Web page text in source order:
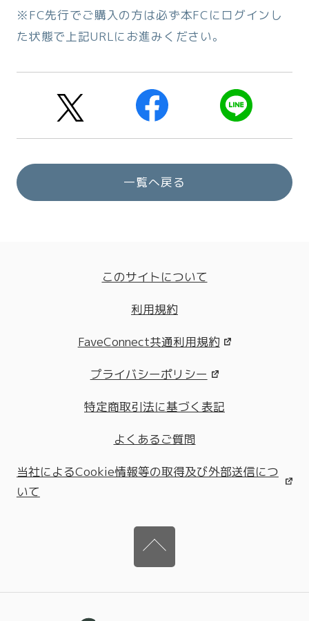
※FC先行でご購入の方は必ず本FCにログインし
た状態で上記URLにお進みください。
一覧へ戻る
このサイトについて
利用規約
FaveConnect共通利用規約
プライバシーポリシー
特定商取引法に基づく表記
よくあるご質問
当社によるCookie情報等の取得及び外部送信につ
いて